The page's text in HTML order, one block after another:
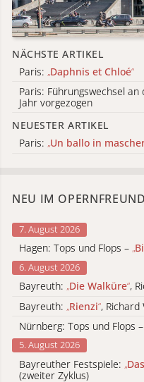
NÄCHSTE ARTIKEL
Paris: „Daphnis et Chloé“
Paris: Führungswechsel
Jahr vorgezogen
NEUESTER ARTIKEL
Paris: „Un ballo in
NEU IM OPERNFREUND
7. August 2026
Hagen: Tops und Flops – „
6. August 2026
Bayreuth: „Die Walküre“,
Bayreuth: „Rienzi“,
Nürnberg: Tops und Flops –
5. August 2026
Bayreuther Festspiele: „
(zweiter Zyklus)